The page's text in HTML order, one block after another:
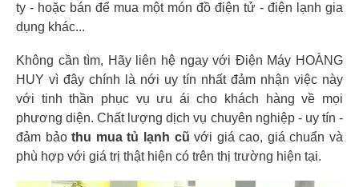
ty - hoặc bán để mua một món đồ điện tử - điện lạnh gia
dụng khác...
Không cần tìm, Hãy liên hệ ngay với Điện Máy HOÀNG
HUY vì đây chính là nới uy tín nhất đảm nhận việc này
với tinh thần phục vụ ưu ái cho khách hàng về mọi
phương diện. Chất lượng dịch vụ chuyên nghiệp - uy tín -
đảm bảothu mua tủ lạnh cũ với giá cao, giá chuẩn và
phù hợp với giá trị thật hiện có trên thị trường hiện tại.